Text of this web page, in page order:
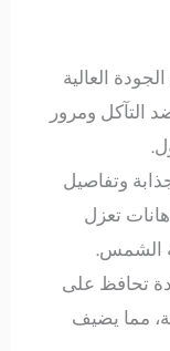
العالية
التآكل ومرور
وتفاصيل
تعزل
الشمس.
تحافظ على
مما يضيف